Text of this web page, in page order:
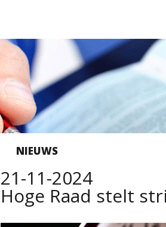
NIEUWS
21-11-2024
Hoge Raad stelt